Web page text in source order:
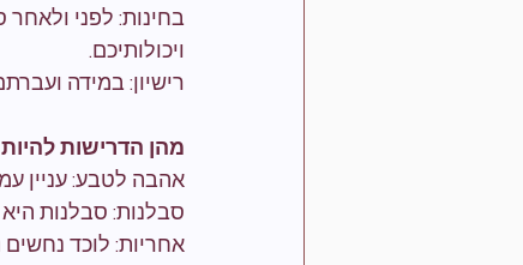
בחינות: לפני ולאחר
ויכולותיכם.
רישיון: במידה
מהן הדרישות
אהבה לטבע: עניין
סבלנות: סבלנות
אחריות: לוכד